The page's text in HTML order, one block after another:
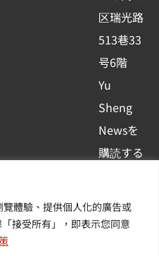
體驗、提供個人化的廣告或
接受所有」，即表示您同意
u
a
r
e
区瑞光路
513巷33
号6階
Yu
Sheng
Newsを
購読する
や業界情